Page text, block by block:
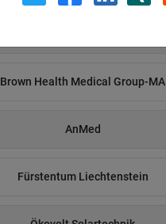
Brown Health Medical Group-MA
AnMed
Fürstentum Liechtenstein